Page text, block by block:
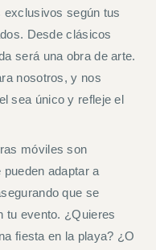
exclusivos según tus
Desde clásicos
será una obra de arte.
nosotros, y nos
sea único y refleje el
móviles son
adaptar a
que se
tu evento. ¿Quieres
fiesta en la playa? ¿O